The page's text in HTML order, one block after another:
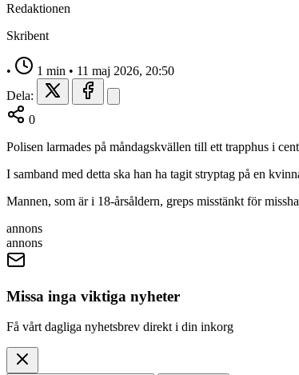
Redaktionen
Skribent
• 1 min • 11 maj 2026, 20:50
Dela:
0
Polisen larmades på måndagskvällen till ett trapphus i
I samband med detta ska han ha tagit stryptag på en
Mannen, som är i 18‑årsåldern, greps misstänkt för
annons
annons
Missa inga viktiga nyheter
Få vårt dagliga nyhetsbrev direkt i din inkorg